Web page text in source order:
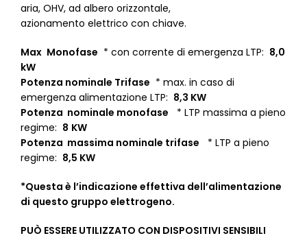
aria, OHV, ad albero orizzontale,
azionamento elettrico con chiave.
Max Monofase * con corrente di emergenza LTP: 8,0
kW
Potenza nominale Trifase * max. in caso di
emergenza alimentazione LTP: 8,3 KW
Potenza nominale monofase * LTP massima a pieno
regime: 8 KW
Potenza massima nominale trifase * LTP a pieno
regime: 8,5 KW
*Questa è l’indicazione effettiva dell’alimentazione
di questo gruppo elettrogeno.
PUÒ ESSERE UTILIZZATO CON DISPOSITIVI SENSIBILI